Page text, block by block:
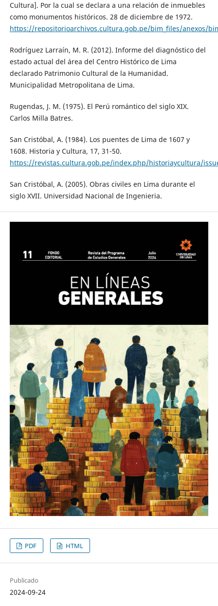
Cultura]. Por la cual se declara a una relación de inmuebles
como monumentos históricos. 28 de diciembre de 1972.
https://repositorioarchivos.cultura.gob.pe/bim_files/anexos/
Rodríguez Larraín, M. R. (2012). Informe del diagnóstico del
estado actual del área del Centro Histórico de Lima
declarado Patrimonio Cultural de la Humanidad.
Municipalidad Metropolitana de Lima.
Rugendas, J. M. (1975). El Perú romántico del siglo XIX.
Carlos Milla Batres.
San Cristóbal, A. (1984). Los puentes de Lima de 1607 y
1608. Historia y Cultura, 17, 31-50.
https://revistas.cultura.gob.pe/index.php/historiaycultura/
San Cristóbal, A. (2005). Obras civiles en Lima durante el
siglo XVII. Universidad Nacional de Ingenieria.
PDF HTML
Publicado
2024-09-24